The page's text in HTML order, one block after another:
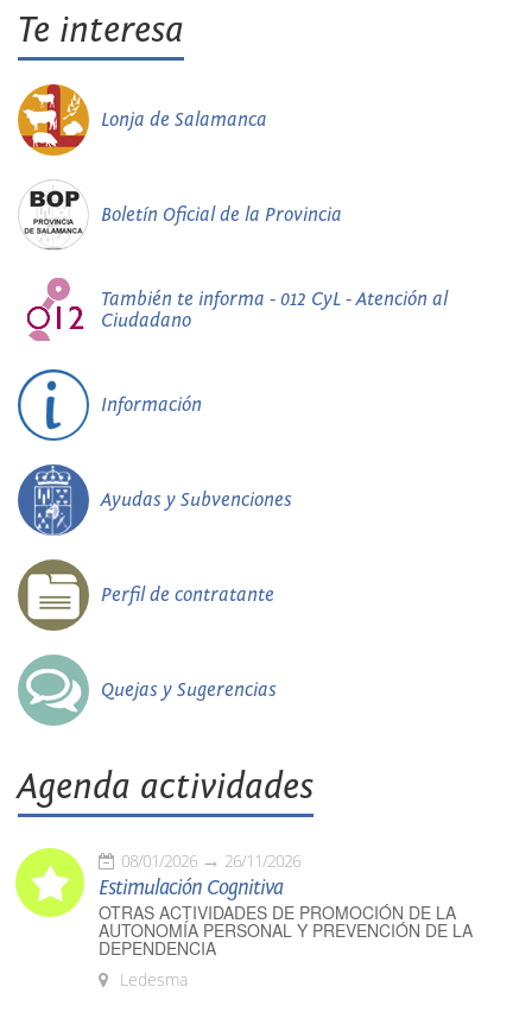
Te interesa
Lonja de Salamanca
Boletín Oficial de la Provincia
También te informa - 012 CyL - Atención al
Ciudadano
Información
Ayudas y Subvenciones
Perfil de contratante
Quejas y Sugerencias
Agenda actividades
08/01/2026 26/11/2026
Estimulación Cognitiva
OTRAS ACTIVIDADES DE PROMOCIÓN DE LA
AUTONOMÍA PERSONAL Y PREVENCIÓN DE LA
DEPENDENCIA
Ledesma